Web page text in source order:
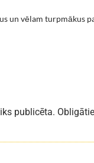
un vēlam turpmākus
publicēta.